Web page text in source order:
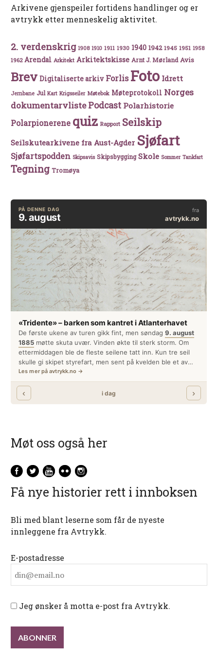
Arkivene gjenspeiler fortidens handlinger og er
avtrykk etter menneskelig aktivitet.
2. verdenskrig 1908 1910 1911 1930 1940 1942 1945 1951 1958
1962 Arendal Arkitekt Arkitektskisse Arnt J. Mørland Avis
Brev Digitaliserte arkiv Forlis Foto Idrett
Jernbane Jul Kart Krigsseiler Møtebok Møteprotokoll Norges
dokumentarvlistePodcast Polarhistorie
Polarpionerene quiz Rapport Seilskip
Seilskutearkivene fra Aust-Agder Sjøfart
Sjøfartspodden Skipsavis Skipsbygging Skole Sommer Tankfart
Tegning Tromøya
Møt oss også her
Få nye historier rett i innboksen
Bli med blant leserne som får de nyeste
innleggene fra Avtrykk.
E-postadresse
Jeg ønsker å motta e-post fra Avtrykk.